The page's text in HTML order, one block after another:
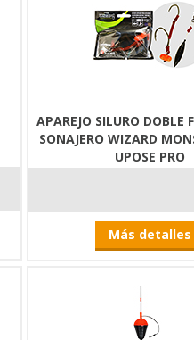
APAREJO SILURO DOBLE
SONAJERO WIZARD
UPOSE PRO
Más detalles